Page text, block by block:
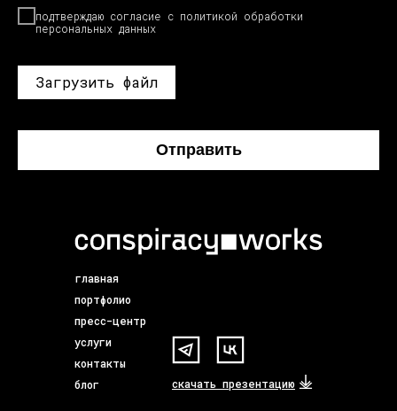
подтверждаю согласие с политикой обработки
персональных данных
Загрузить файл
Отправить
главная
портфолио
пресс-центр
услуги
блог
контакты
скачать презентацию